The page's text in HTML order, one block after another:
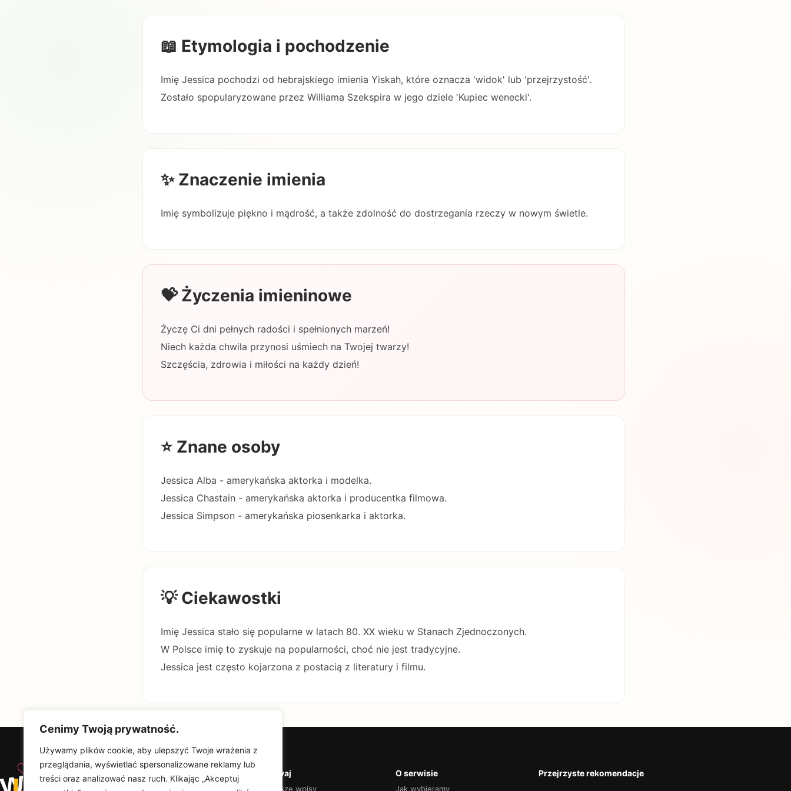
Cenimy Twoją prywatność.
Używamy plików cookie, aby ulepszyć Twoje wrażenia z
przeglądania, wyświetlać spersonalizowane reklamy lub
treści oraz analizować nasz ruch. Klikając „Akceptuj
📖 Etymologia i pochodzenie
Imię Jessica pochodzi od hebrajskiego imienia Yiskah, które oznacza 'widok' lub 'przejrzystość'.
Zostało spopularyzowane przez Williama Szekspira w jego dziele 'Kupiec wenecki'.
✨ Znaczenie imienia
Imię symbolizuje piękno i mądrość, a także zdolność do dostrzegania rzeczy w nowym świetle.
💝 Życzenia imieninowe
Życzę Ci dni pełnych radości i spełnionych marzeń!
Niech każda chwila przynosi uśmiech na Twojej twarzy!
Szczęścia, zdrowia i miłości na każdy dzień!
⭐ Znane osoby
Jessica Alba - amerykańska aktorka i modelka.
Jessica Chastain - amerykańska aktorka i producentka filmowa.
Jessica Simpson - amerykańska piosenkarka i aktorka.
💡 Ciekawostki
Imię Jessica stało się popularne w latach 80. XX wieku w Stanach Zjednoczonych.
W Polsce imię to zyskuje na popularności, choć nie jest tradycyjne.
Jessica jest często kojarzona z postacią z literatury i filmu.
u
♡ Wyjątkowy
Upominek
Odkrywaj
Najnowsze wpisy
O serwisie
Jak wybieramy
Przejrzyste rekomendacje